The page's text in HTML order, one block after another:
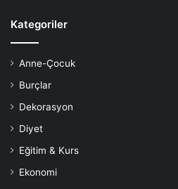
Kategoriler
Anne-Çocuk
Burçlar
Dekorasyon
Diyet
Eğitim & Kurs
Ekonomi